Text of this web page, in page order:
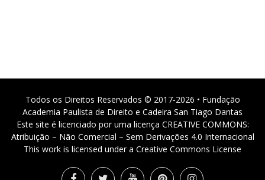
Todos os Direitos Reservados © 2017-2026 • Fundação
Academia Paulista de Direito e Cadeira San Tiago Dantas
Este site é licenciado por uma licença CREATIVE COMMONS:
Atribuição – Não Comercial – Sem Derivações 4.0 Internacional
This work is licensed under a Creative Commons License